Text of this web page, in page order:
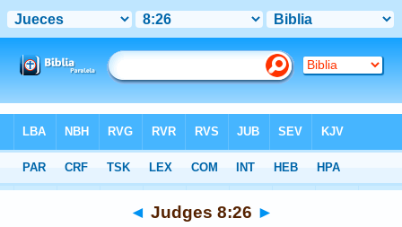
Hebrew> Judges 8:26
◄ Judges 8:26 ►